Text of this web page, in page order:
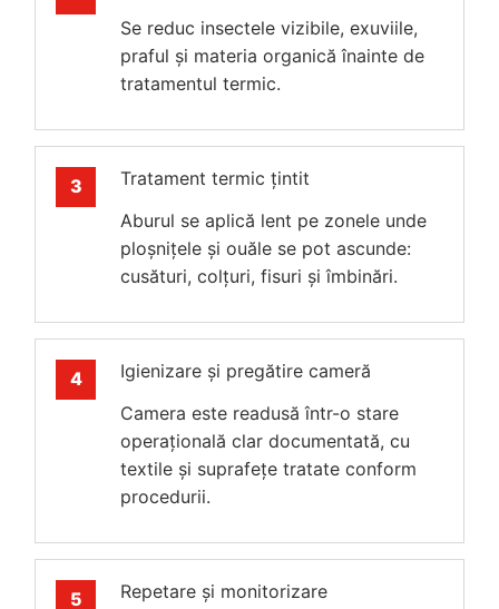
Se reduc insectele vizibile, exuviile,
praful și materia organică înainte de
tratamentul termic.
Tratament termic țintit
Aburul se aplică lent pe zonele unde
ploșnițele și ouăle se pot ascunde:
cusături, colțuri, fisuri și îmbinări.
Igienizare și pregătire cameră
Camera este readusă într-o stare
operațională clar documentată, cu
textile și suprafețe tratate conform
procedurii.
Repetare și monitorizare